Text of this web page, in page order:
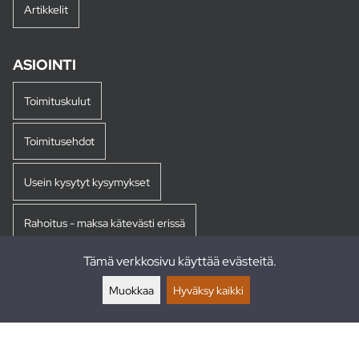
Artikkelit
ASIOINTI
Toimituskulut
Toimitusehdot
Usein kysytyt kysymykset
Rahoitus - maksa kätevästi erissä
Tämä verkkosivu käyttää evästeitä.
Muokkaa Hyväksy kaikki